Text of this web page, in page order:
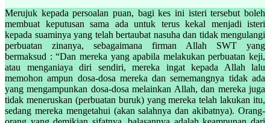
Merujuk kepada persoalan puan, bagi kes ini isteri tersebut boleh
membuat keputusan sama ada untuk terus kekal menjadi isteri
kepada suaminya yang telah bertaubat nasuha dan tidak mengulangi
perbuatan zinanya, sebagaimana firman Allah SWT yang
bermaksud : “Dan mereka yang apabila melakukan perbuatan keji,
atau menganiaya diri sendiri, mereka ingat kepada Allah lalu
memohon ampun dosa-dosa mereka dan sememangnya tidak ada
yang mengampunkan dosa-dosa melainkan Allah, dan mereka juga
tidak meneruskan (perbuatan buruk) yang mereka telah lakukan itu,
sedang mereka mengetahui (akan salahnya dan akibatnya). Orang-